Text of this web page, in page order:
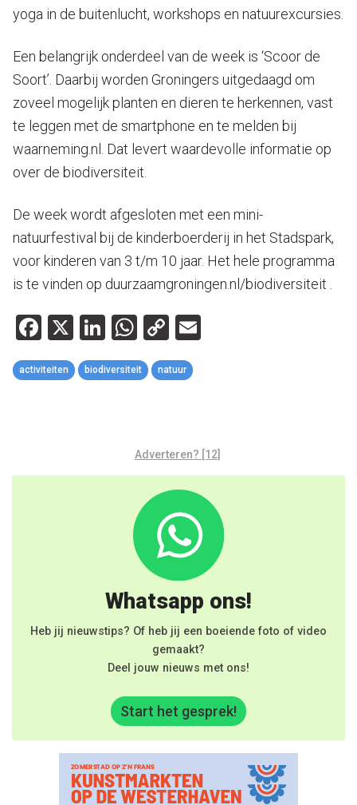
yoga in de buitenlucht, workshops en natuurexcursies.
Een belangrijk onderdeel van de week is ‘Scoor de
Soort’. Daarbij worden Groningers uitgedaagd om
zoveel mogelijk planten en dieren te herkennen, vast
te leggen met de smartphone en te melden bij
waarneming.nl. Dat levert waardevolle informatie op
over de biodiversiteit.
De week wordt afgesloten met een mini-
natuurfestival bij de kinderboerderij in het Stadspark,
voor kinderen van 3 t/m 10 jaar. Het hele programma
is te vinden op duurzaamgroningen.nl/biodiversiteit .
Facebook
X LinkedIn
WhatsApp
Copy
Link
activiteiten biodiversiteit natuur
Adverteren? [12]
Whatsapp ons!
Heb jij nieuwstips? Of heb jij een boeiende foto of video
gemaakt?
Deel jouw nieuws met ons!
Start het gesprek!